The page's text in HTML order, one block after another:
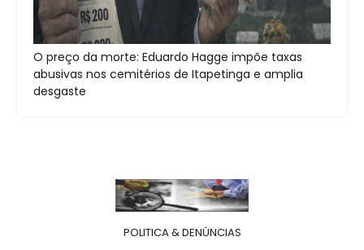
O preço da morte: Eduardo Hagge impõe taxas
abusivas nos cemitérios de Itapetinga e amplia
desgaste
POLITICA & DENÚNCIAS